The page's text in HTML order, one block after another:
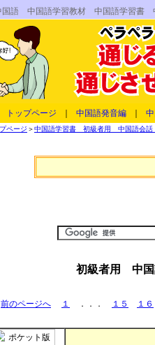
国語 中国語学習教材 中国語学習
トップページ 中国語発音編
ページ ＞中国語学習書 初級者用 中国語会話
初級者用 中国
前のページへ １ ．．． １５ １６